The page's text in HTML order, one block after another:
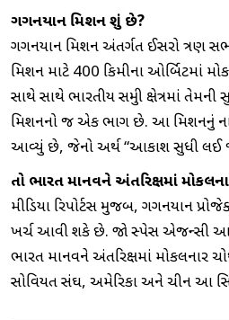
ગગનયાન મિશન શું છે?
ગગનયાન મિશન અંતર્ગત ઈસરો ત્રણ
મિશન માટે 400 કિમીના ઓર્બિટમાં
સાથે સાથે ભારતીય સમુદ્રી ક્ષેત્રમાં
મિશનનો જ એક ભાગ છે. આ મિશનનું
આવ્યું છે, જેનો અર્થ “આકાશ સુધી લઈ
તો ભારત માનવને અંતરિક્ષમાં
મીડિયા રિપોર્ટસ મુજબ, ગગનયાન
ખર્ચ આવી શકે છે. જો સ્પેસ એજન્સી
ભારત માનવને અંતરિક્ષમાં મોકલનાર
સોવિયત સંઘ, અમેરિકા અને ચીન આ